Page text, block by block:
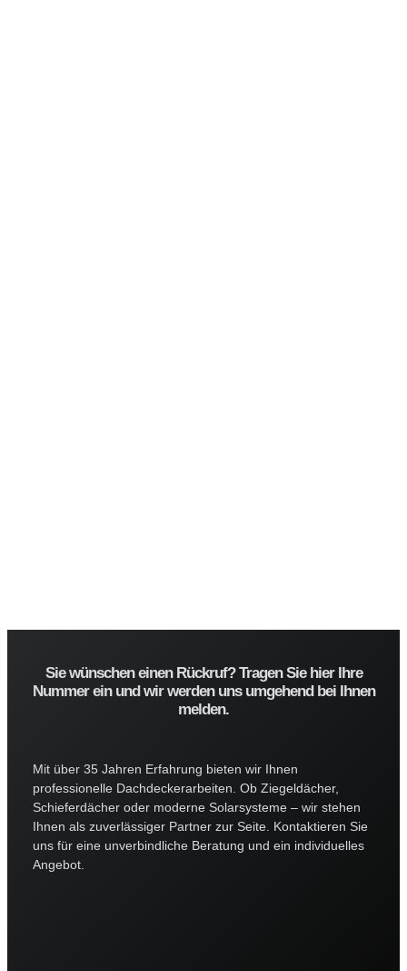
Sie wünschen einen Rückruf? Tragen Sie hier Ihre
Nummer ein und wir werden uns umgehend bei Ihnen
melden. ​
Mit über 35 Jahren Erfahrung bieten wir Ihnen
professionelle Dachdeckerarbeiten. Ob Ziegeldächer,
Schieferdächer oder moderne Solarsysteme – wir stehen
Ihnen als zuverlässiger Partner zur Seite. Kontaktieren Sie
uns für eine unverbindliche Beratung und ein individuelles
Angebot.